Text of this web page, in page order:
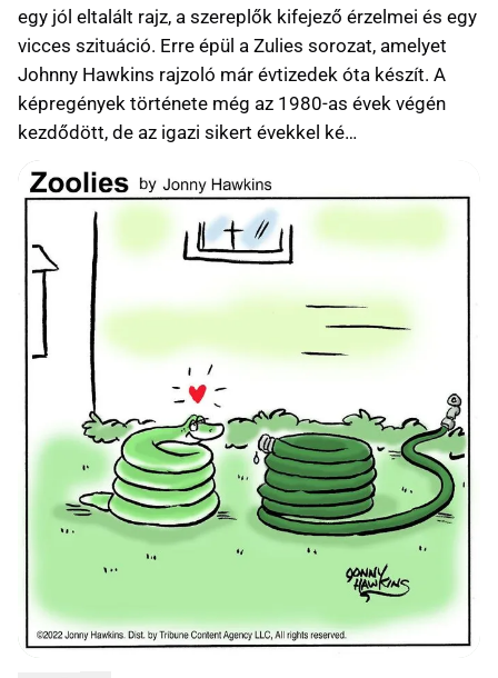
egy jól eltalált rajz, a szereplők kifejező érzelmei és egy
vicces szituáció. Erre épül a Zulies sorozat, amelyet
Johnny Hawkins rajzoló már évtizedek óta készít. A
képregények története még az 1980-as évek végén
kezdődött, de az igazi sikert évekkel ké…